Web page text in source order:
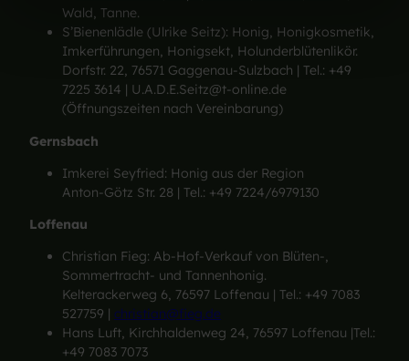
Wald, Tanne.
S’Bienenlädle (Ulrike Seitz): Honig, Honigkosmetik,
Imkerführungen, Honigsekt, Holunderblütenlikör.
Dorfstr. 22, 76571 Gaggenau-Sulzbach | Tel.: +49
7225 3614 | U.A.D.E.Seitz@t-online.de
(Öffnungszeiten nach Vereinbarung)
Gernsbach
Imkerei Seyfried: Honig aus der Region
Anton-Götz Str. 28 | Tel.: +49 7224/6979130
Loffenau
Christian Fieg: Ab-Hof-Verkauf von Blüten-,
Sommertracht- und Tannenhonig.
Kelterackerweg 6, 76597 Loffenau | Tel.: +49 7083
527759 | christian@fieg.de
Hans Luft, Kirchhaldenweg 24, 76597 Loffenau |Tel.:
+49 7083 7073